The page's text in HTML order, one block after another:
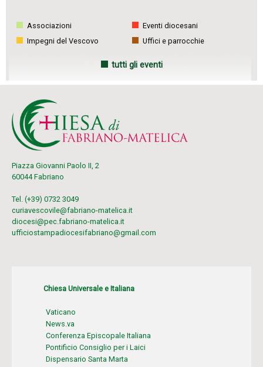
Associazioni
Eventi diocesani
Impegni del Vescovo
Uffici e parrocchie
tutti gli eventi
Piazza Giovanni Paolo II, 2
60044 Fabriano
Tel. (+39) 0732 3049
curiavescovile@fabriano-matelica.it
diocesi@pec.fabriano-matelica.it
ufficiostampadiocesifabriano@gmail.com
Chiesa Universale e Italiana
Vaticano
News.va
Conferenza Episcopale Italiana
Pontificio Consiglio per i Laici
Dispensario Santa Marta